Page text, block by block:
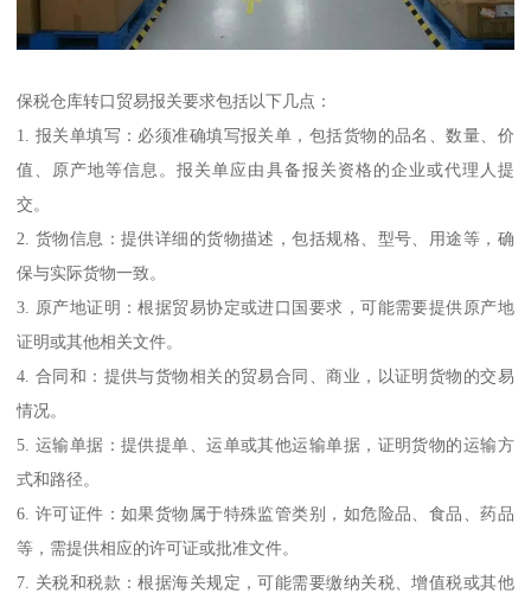
保税仓库转口贸易报关要求包括以下几点：
1. 报关单填写：必须准确填写报关单，包括货物的品名、数量、价
值、原产地等信息。报关单应由具备报关资格的企业或代理人提
交。
2. 货物信息：提供详细的货物描述，包括规格、型号、用途等，确
保与实际货物一致。
3. 原产地证明：根据贸易协定或进口国要求，可能需要提供原产地
证明或其他相关文件。
4. 合同和：提供与货物相关的贸易合同、商业，以证明货物的交易
情况。
5. 运输单据：提供提单、运单或其他运输单据，证明货物的运输方
式和路径。
6. 许可证件：如果货物属于特殊监管类别，如危险品、食品、药品
等，需提供相应的许可证或批准文件。
7. 关税和税款：根据海关规定，可能需要缴纳关税、增值税或其他